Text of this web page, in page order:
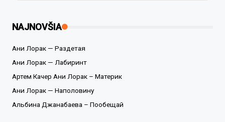
NAJNOVŠIA
Ани Лорак — Раздетая
Ани Лорак — Лабиринт
Артем Качер Ани Лорак – Материк
Ани Лорак — Наполовину
Альбина Джанабаева – Пообещай